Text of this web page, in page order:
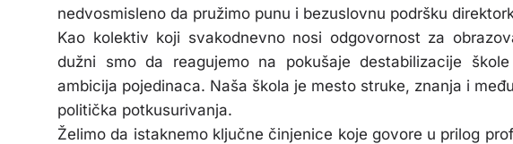
nedvosmisleno da pružimo punu i bezuslovnu podršku
Kao kolektiv koji svakodnevno nosi odgovornost za
dužni smo da reagujemo na pokušaje destabilizacije
ambicija pojedinaca. Naša škola je mesto struke, znanja i
politička potkusurivanja.
Želimo da istaknemo ključne činjenice koje govore u prilog